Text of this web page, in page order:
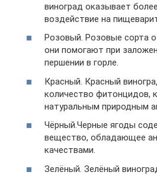
виноград оказывает
воздействие на
Розовый. Розовые сорта
они помогают при
першении в горле.
Красный. Красный
количество фитонцидов,
натуральным природным
Чёрный.Черные ягоды
вещество, обладающее
качествами.
Зелёный. Зелёный